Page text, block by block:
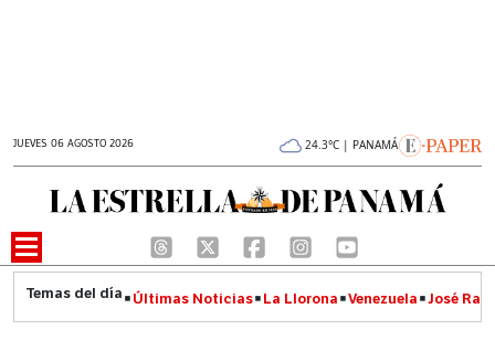
JUEVES 06 AGOSTO 2026 24.3°C | PANAMÁ
Últimas Noticias La Llorona Venezuela José